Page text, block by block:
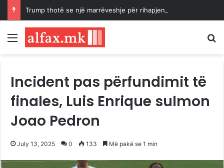
Menu
Incident pas përfundimit të
finales, Luis Enrique sulmon
Joao Pedron
July 13, 2025 0 133 Më pakë se 1 min